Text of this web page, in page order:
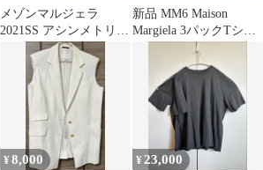
メゾンマルジェラ
2021SS アシンメトリー
変形リブタンクトップ
カットソー
新品 MM6 Maison
Margiela 3パックTシャ
¥8,000 ¥ 23,000